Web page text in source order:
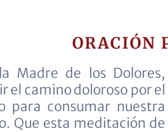
ORACIÓN
Madre de los Dolores,
el camino doloroso por el
para consumar nuestra
Que esta meditación de
de Vuestra Pasión llene
por nuestros
Vuestro gran amor hacia